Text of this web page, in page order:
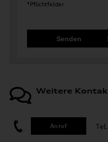
*Pflichtfelder
Weitere
Anruf